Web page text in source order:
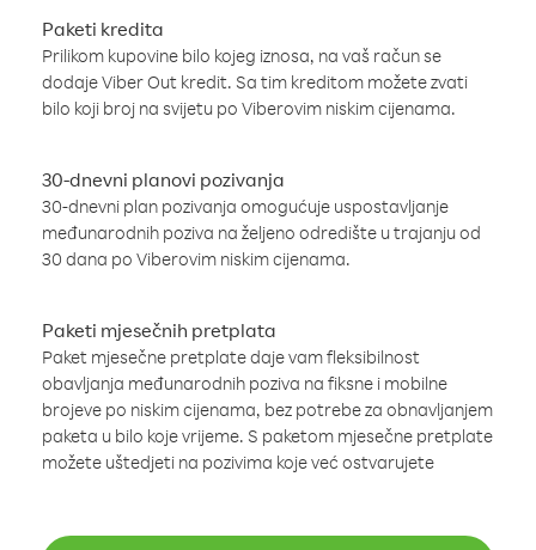
Paketi kredita
Prilikom kupovine bilo kojeg iznosa, na vaš račun se
dodaje Viber Out kredit. Sa tim kreditom možete zvati
bilo koji broj na svijetu po Viberovim niskim cijenama.
30-dnevni planovi pozivanja
30-dnevni plan pozivanja omogućuje uspostavljanje
međunarodnih poziva na željeno odredište u trajanju od
30 dana po Viberovim niskim cijenama.
Paketi mjesečnih pretplata
Paket mjesečne pretplate daje vam fleksibilnost
obavljanja međunarodnih poziva na fiksne i mobilne
brojeve po niskim cijenama, bez potrebe za obnavljanjem
paketa u bilo koje vrijeme. S paketom mjesečne pretplate
možete uštedjeti na pozivima koje već ostvarujete